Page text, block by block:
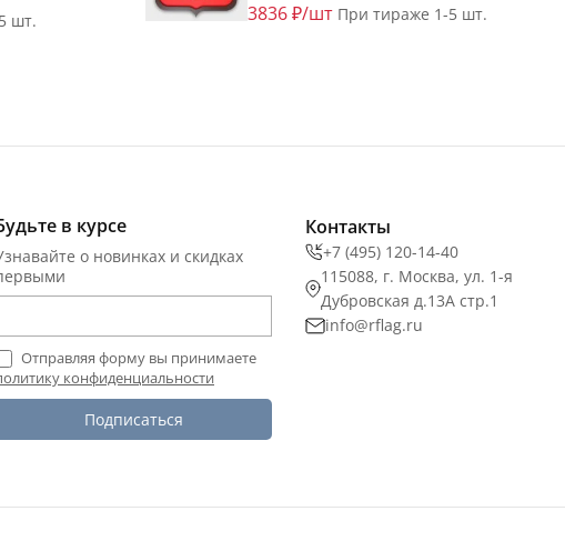
шт.
3836 ₽/шт При тираже 1-5 шт.
в курсе
о новинках и скидках
Отправляя форму вы принимаете
конфиденциальности
Подписаться
Контакты
+7 (495) 120-14-40
115088, г. Москва, ул. 1-я
Дубровская д.13А стр.1
info@rflag.ru